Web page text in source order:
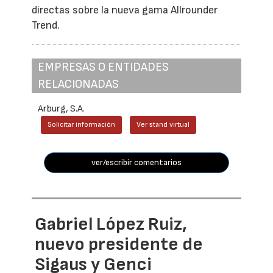
directas sobre la nueva gama Allrounder
Trend.
EMPRESAS O ENTIDADES
RELACIONADAS
Arburg, S.A.
Solicitar información Ver stand virtual
ver/escribir comentarios
Gabriel López Ruiz,
nuevo presidente de
Sigaus y Genci